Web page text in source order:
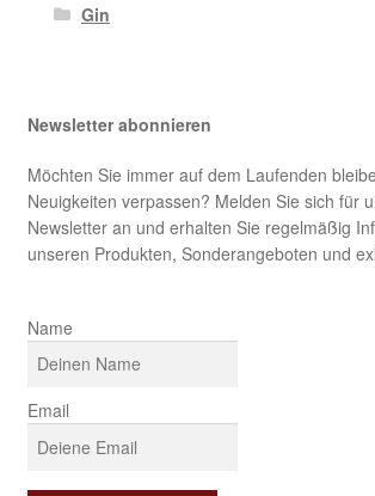
Gin
Newsletter abonnieren
Möchten Sie immer auf dem Laufenden
Neuigkeiten verpassen? Melden Sie sich für
Newsletter an und erhalten Sie regelmäßig
unseren Produkten, Sonderangeboten und
Name
Email